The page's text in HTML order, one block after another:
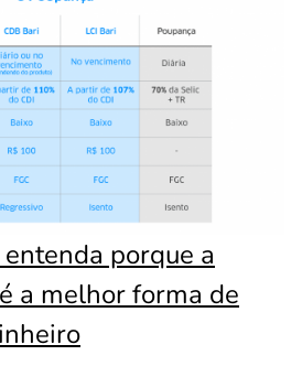
porque a
a melhor forma de